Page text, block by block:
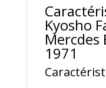
Kyosho
Mercdes
1971